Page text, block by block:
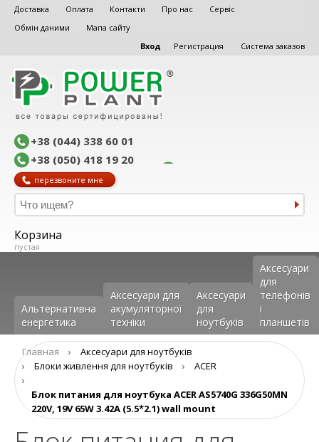
Доставка Оплата Контакти Про нас
Сервіс
Обмін даними
Мапа сайту
Вход
Регистрация Система заказов
+38 (044) 338 60 01
+38 (050) 418 19 20
перезвоните мне
Корзина
пустая
Альтернативна
енергетика
Аксесуари для
акумуляторної
техніки
Аксесуари
для
ноутбуків
Аксеcуари
для
телефонів
і
планшетів
Главная ›
Аксесуари для ноутбуків
›
Блоки живлення для ноутбуків ›
ACER
›
Блок питания для ноутбука ACER AS5740G 336G50MN
220V, 19V 65W 3.42A (5.5*2.1) wall mount